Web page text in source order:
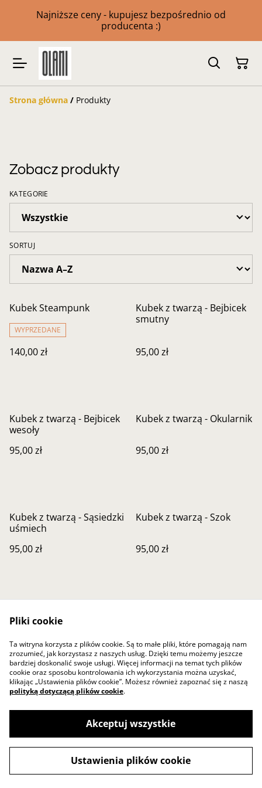
Najniższe ceny - kupujesz bezpośrednio od
producenta :)
Strona główna / Produkty
Zobacz produkty
KATEGORIE
SORTUJ
Kubek Steampunk
WYPRZEDANE
140,00 zł
Kubek z twarzą - Bejbicek
smutny
95,00 zł
Kubek z twarzą - Bejbicek
wesoły
95,00 zł
Kubek z twarzą - Okularnik
95,00 zł
Kubek z twarzą - Sąsiedzki
uśmiech
95,00 zł
Kubek z twarzą - Szok
95,00 zł
Skontaktuj się z nami
Warunki prawne
Polityka prywatności
SumUp
Polityka plików cookie
©2026Olami art
powered by
Pliki cookie
Ta witryna korzysta z plików cookie. Są to małe pliki, które pomagają nam
zrozumieć, jak korzystasz z naszych usług. Dzięki temu możemy jeszcze
bardziej doskonalić swoje usługi. Więcej informacji na temat tych plików
cookie oraz sposobu kontrolowania ich wykorzystania można uzyskać,
klikając „Ustawienia plików cookie”. Możesz również zapoznać się z naszą
polityką dotyczącą plików cookie.
Akceptuj wszystkie
Ustawienia plików cookie